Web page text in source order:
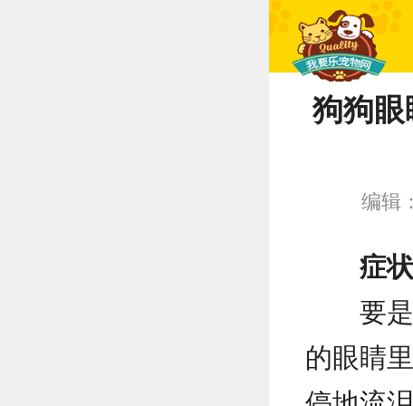
狗狗
编辑
症
要
的眼睛